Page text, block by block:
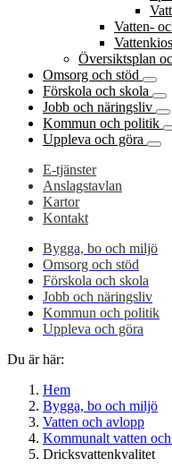
Vatten-
Översiktsplan
Omsorg och stöd
Förskola och skola
Jobb och näringsliv
Kommun och politik
Uppleva och göra
E-tjänster
Anslagstavlan
Kartor
Kontakt
Bygga, bo och miljö
Omsorg och stöd
Förskola och skola
Jobb och näringsliv
Kommun och politik
Uppleva och göra
Du är här:
Hem
Bygga, bo och miljö
Vatten och avlopp
Kommunalt vatten
Dricksvattenkvalitet